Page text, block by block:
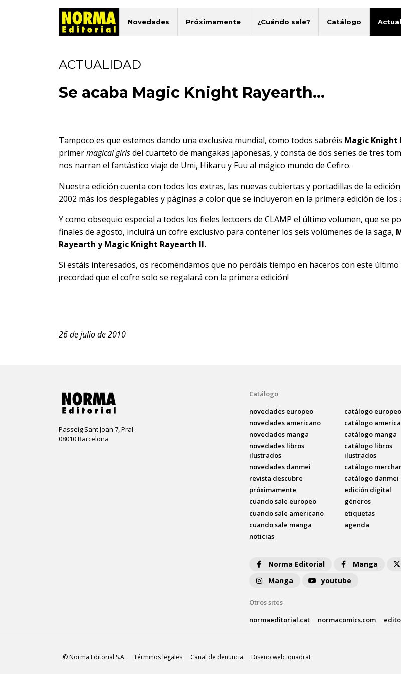
Novedades Próximamente ¿Cuándo sale? Catálogo
ACTUALIDAD
Se acaba Magic Knight Rayearth...
Tampoco es que estemos dando una exclusiva mundial, como todos sabréis Magic Knight
primermagical girlsdel cuarteto de mangakas japonesas, y consta de dos series de tres
nos narran el fantástico viaje de Umi, Hikaru y Fuu al mágico mundo de Cefiro.
Nuestra edición cuenta con todos los extras, las nuevas cubiertas y portadillas de la edición
2002 más los desplegables y páginas a color que se incluyeron en la primera edición de los
Y como obsequio especial a todos los fieles lectoers de CLAMP el último volumen, que se
finales de agosto, incluirá un cofre exclusivo para contener los seis volúmenes de la saga,
Rayearth yMagic Knight Rayearth II.
Si estáis interesados, os recomendamos que no perdáis tiempo en haceros con este
¡recordad que el cofre solo se regalará con la primera edición!
26 de julio de 2010
Passeig Sant Joan 7, Pral
08010 Barcelona
Catálogo
novedades europeo
novedades americano
novedades manga
novedades libros
ilustrados
novedades danmei
revista descubre
próximamente
cuando sale europeo
cuando sale americano
cuando sale manga
noticias
catálogo europeo
catálogo
catálogo manga
catálogo libros
ilustrados
catálogo
catálogo danmei
edición digital
géneros
etiquetas
agenda
Norma Editorial Manga
Manga
youtube
Otros sites
normaeditorial.cat
normacomics.com
© Norma Editorial S.A. Términos legales Canal de denuncia Diseño web iquadrat